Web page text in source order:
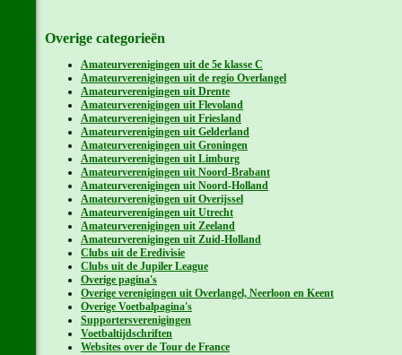
Overige categorieën
Amateurverenigingen uit de 5e klasse C
Amateurverenigingen uit de regio Overlangel
Amateurverenigingen uit Drente
Amateurverenigingen uit Flevoland
Amateurverenigingen uit Friesland
Amateurverenigingen uit Gelderland
Amateurverenigingen uit Groningen
Amateurverenigingen uit Limburg
Amateurverenigingen uit Noord-Brabant
Amateurverenigingen uit Noord-Holland
Amateurverenigingen uit Overijssel
Amateurverenigingen uit Utrecht
Amateurverenigingen uit Zeeland
Amateurverenigingen uit Zuid-Holland
Clubs uit de Eredivisie
Clubs uit de Jupiler League
Overige pagina's
Overige verenigingen uit Overlangel, Neerloon en Keent
Overige Voetbalpagina's
Supportersverenigingen
Voetbaltijdschriften
Websites over de Tour de France